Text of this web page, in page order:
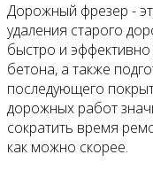
Дорожный фрезер -
удаления старого
быстро и эффективно
бетона, а также
последующего
дорожных работ
сократить время
как можно скорее.